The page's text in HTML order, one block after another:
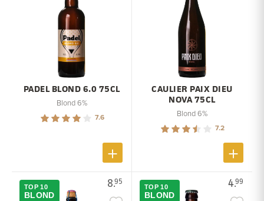
PADEL BLOND 6.0 75CL
Blond 6%
7.6
CAULIER PAIX DIEU
NOVA 75CL
Blond 6%
7.2
8.95
TOP 10
BLOND
4.99
TOP 10
BLOND